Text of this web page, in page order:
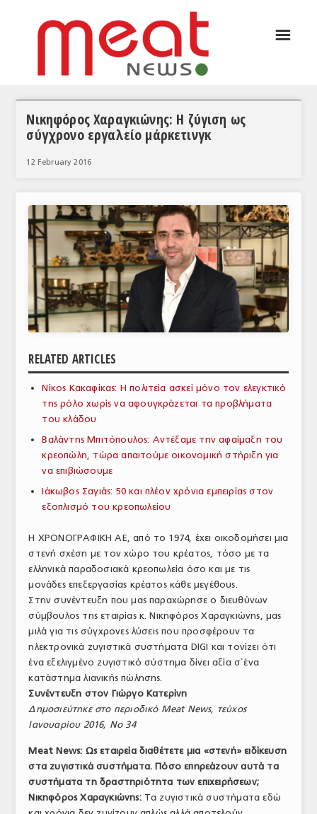
ΣΥΝΕΝΤΕΥΞΕΙΣ
ΘΕΜΑΤΑ
ΚΟΣΜΟΣ
ΕΥΡΩΠΑΪΚΕΣ ΑΠΟΦΑΣΕΙΣ
ΘΕΜΑΤΑ
ΕΜΠΟΡΙΚΟΣ ΚΑΤΑΛΟΓΟΣ
ΠΑΡΑΓΩΓΗ & ΕΜΠΟΡΙΑ
ΣΦΑΓΕΙΑ
ΠΡΩΤΕΣ ΥΛΕΣ
ΕΞΟΠΛΙΣΜΟΣ
ΥΠΗΡΕΣΙΕΣ
ΕΜΠΟΡΙΚΟΙ ΑΝΤΙΠΡΟΣΩΠΟΙ
ΝΟΜΟΘΕΣΙΑ
ΕΛΛΗΝΙΚΗ ΝΟΜΟΘΕΣΙΑ
ΕΥΡΩΠΑΪΚΗ ΝΟΜΟΘΕΣΙΑ
ΤΟ ΠΕΡΙΟΔΙΚΟ
Profile
ΑΡΧΕΙΟ ΤΕΥΧΩΝ
ΣΥΝΕΔΡΙΟ ΚΡΕΑΤΟΣ
☰
Νικηφόρος Χαραγκιώνης: Η ζύγιση ως
σύγχρονο εργαλείο μάρκετινγκ
12 February 2016
RELATED ARTICLES
Νίκος Κακαφίκας: Η πολιτεία ασκεί μόνο τον ελεγκτικό
της ρόλο χωρίς να αφουγκράζεται τα προβλήματα
του κλάδου
Βαλάντης Μπιτόπουλος: Αντέξαμε την αφαίμαξη του
κρεοπώλη, τώρα απαιτούμε οικονομική στήριξη για
να επιβιώσουμε
Ιάκωβος Σαγιάς: 50 και πλέον χρόνια εμπειρίας στον
εξοπλισμό του κρεοπωλείου
Η ΧΡΟΝΟΓΡΑΦΙΚΗ ΑΕ, από το 1974, έχει οικοδομήσει μια
στενή σχέση με τον χώρο του κρέατος, τόσο με τα
ελληνικά παραδοσιακά κρεοπωλεία όσο και με τις
μονάδες επεξεργασίας κρέατος κάθε μεγέθους.
Στην συνέντευξη που μας παραχώρησε ο διευθύνων
σύμβουλος της εταιρίας κ. Νικηφόρος Χαραγκιώνης, μας
μιλά για τις σύγχρονες λύσεις που προσφέρουν τα
ηλεκτρονικά ζυγιστικά συστήματα DIGI και τονίζει ότι
ένα εξελιγμένο ζυγιστικό σύστημα δίνει αξία σ`ένα
κατάστημα λιανικής πώλησης.
Συνέντευξη στον Γιώργο Κατερίνη
Δημοσιεύτηκε στο περιοδικό Meat News, τεύχος
Ιανουαρίου 2016, Νο 34
Meat News: Ως εταιρεία διαθέτετε μια «στενή» ειδίκευση
στα ζυγιστικά συστήματα. Πόσο επηρεάζουν αυτά τα
συστήματα τη δραστηριότητα των επιχειρήσεων;
Νικηφόρος Χαραγκιώνης:Τα ζυγιστικά συστήματα εδώ